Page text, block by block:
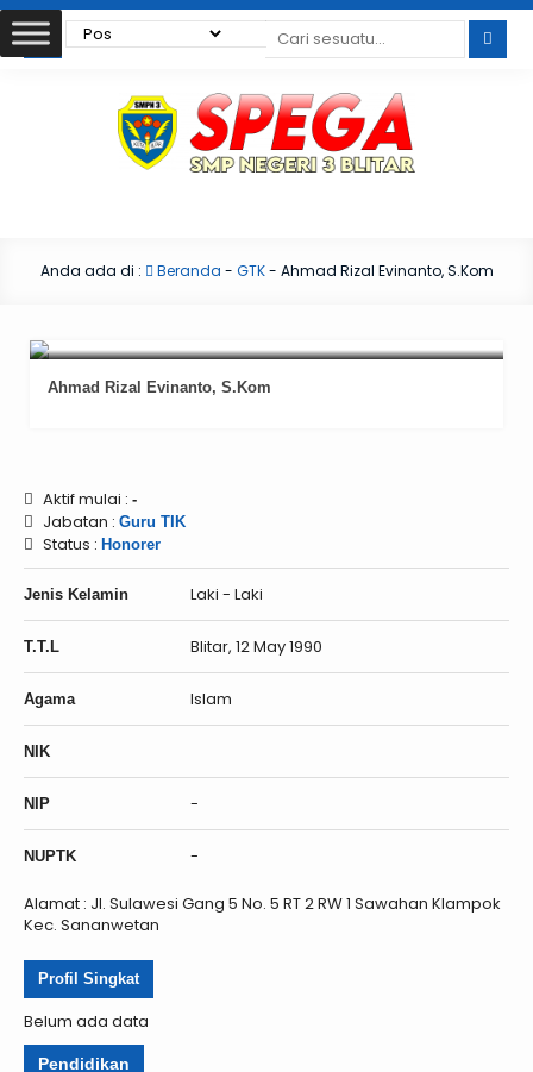
Anda ada di : Beranda - GTK- Ahmad Rizal Evinanto, S.Kom
Ahmad Rizal Evinanto, S.Kom
Aktif mulai : -
Jabatan : Guru TIK
Status : Honorer
Jenis Kelamin Laki - Laki
T.T.L Blitar, 12 May 1990
Agama Islam
NIK
NIP -
NUPTK -
Alamat : Jl. Sulawesi Gang 5 No. 5 RT 2 RW 1 Sawahan Klampok
Kec. Sananwetan
Profil Singkat
Belum ada data
Pendidikan